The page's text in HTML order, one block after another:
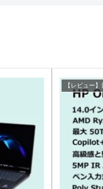
【レビュー